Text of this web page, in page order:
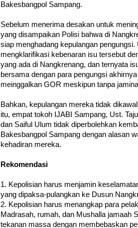
Bakesbangpol Sampang.
Sebelum menerima desakan untuk
yang disampaikan Polisi bahwa di
siap menghadang kepulangan
mengklarifikasi kebenaran isu tersebut
yang ada di Nangkrenang, dan ternyata
bersama dengan para pengungsi
meinggalkan GOR meskipun tanpa
Bahkan, kepulangan mereka tidak
itu, empat tokoh IJABI Sampang, Ust.
dan Saiful Ulum tidak diperbolehkan
Bakesbangpol Sampang dengan alasan
kehadiran mereka.
Rekomendasi
1. Kepolisian harus menjamin
yang dipaksa-pulangkan ke Dusun
2. Kepolisian harus menangkap para
Madrasah, rumah, dan Mushalla jamaah
tekanan massa dengan membebaskan